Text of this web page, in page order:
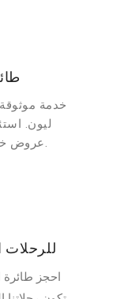
خدمة
ليون.
عروض خاصة عبر الإنترنت لرحلة العودة.
احجز طائرة